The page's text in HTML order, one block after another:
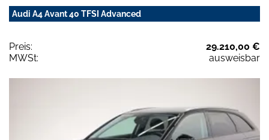
Audi A4 Avant 40 TFSI Advanced
Preis:
29.210,00 €
MWSt:
ausweisbar